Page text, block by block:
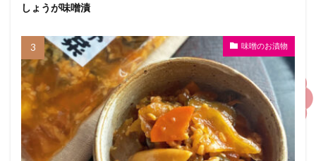
しょうが味噌漬
味噌のお漬物